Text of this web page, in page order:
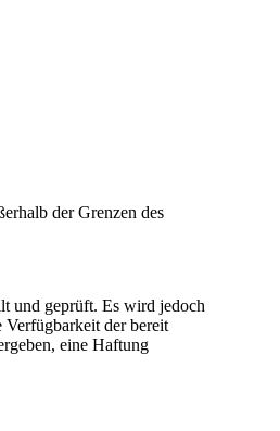
der Grenzen des
und geprüft. Es wird jedoch
der bereit
eine Haftung